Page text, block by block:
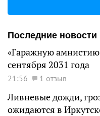
Последние новости
«Гаражную
сентября 2031 года
21:56 1 отзыв
Ливневые дожди,
ожидаются в